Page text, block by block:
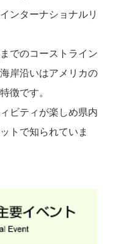
ンターナショナルリ
でのコーストライン
岸沿いはアメリカの
徴です。
ビティが楽しめ県内
トで知られていま